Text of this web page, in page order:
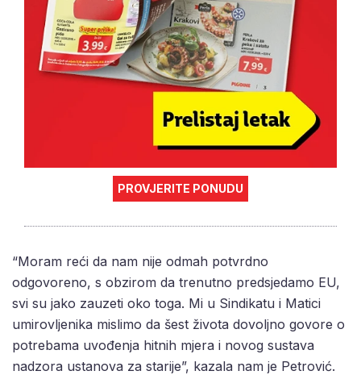
PROVJERITE PONUDU
“Moram reći da nam nije odmah potvrdno
odgovoreno, s obzirom da trenutno predsjedamo EU,
svi su jako zauzeti oko toga. Mi u Sindikatu i Matici
umirovljenika mislimo da šest života dovoljno govore o
potrebama uvođenja hitnih mjera i novog sustava
nadzora ustanova za starije”, kazala nam je Petrović.